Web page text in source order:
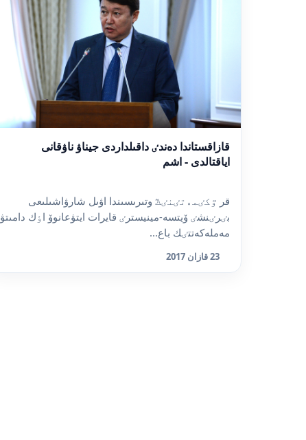
قازاقستاندا دەندٸ داقىلداردى جيناۋ ناۋقانى
اياقتالدى - اشم
قر ٷكٸمەتٸنٸڭ وتىرىسىندا اۋىل شارۋاشىلىعى
بٸرٸنشٸ ۆيتسە-مينيسترٸ قايرات ايتۋعانوۆ اٶك دامىتۋ
مەملەكەتتٸك باع...
23 قازان 2017